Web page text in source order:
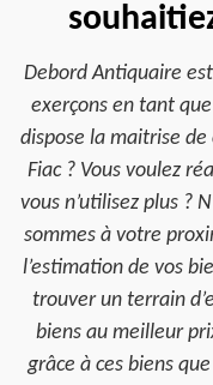
Debord Antiquaire
exerçons en tant
dispose la maitrise
Fiac ? Vous voulez
vous n’utilisez plus ?
sommes à votre
l’estimation de vos
trouver un terrain
biens au meilleur
grâce à ces biens